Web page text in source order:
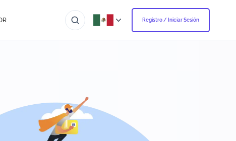
Registro / Iniciar Sesión